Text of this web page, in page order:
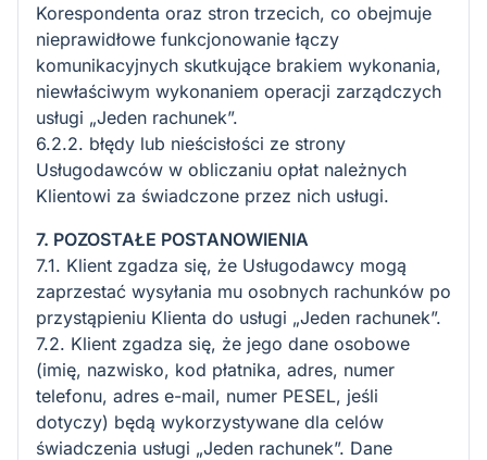
Korespondenta oraz stron trzecich, co obejmuje
nieprawidłowe funkcjonowanie łączy
komunikacyjnych skutkujące brakiem wykonania,
niewłaściwym wykonaniem operacji zarządczych
usługi „Jeden rachunek”.
6.2.2. błędy lub nieścisłości ze strony
Usługodawców w obliczaniu opłat należnych
Klientowi za świadczone przez nich usługi.
7. POZOSTAŁE POSTANOWIENIA
7.1. Klient zgadza się, że Usługodawcy mogą
zaprzestać wysyłania mu osobnych rachunków po
przystąpieniu Klienta do usługi „Jeden rachunek”.
7.2. Klient zgadza się, że jego dane osobowe
(imię, nazwisko, kod płatnika, adres, numer
telefonu, adres e-mail, numer PESEL, jeśli
dotyczy) będą wykorzystywane dla celów
świadczenia usługi „Jeden rachunek”. Dane